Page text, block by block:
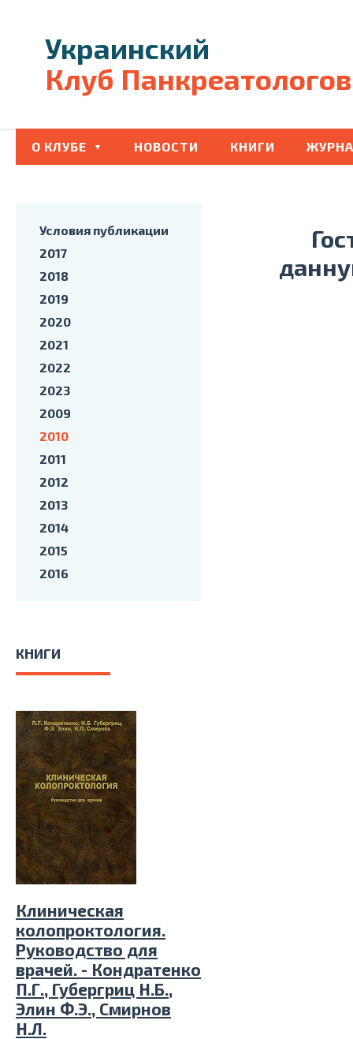
Украинский
Клуб Панкреатологов
О КЛУБЕ НОВОСТИ КНИГИ
Условия публикации
2017
2018
2019
2020
2021
2022
2023
2009
2010
2011
2012
2013
2014
2015
2016
КНИГИ
Клиническая
колопроктология.
Руководство для
врачей. - Кондратенко
П.Г., Губергриц Н.Б.,
Элин Ф.Э., Смирнов
Н.Л.